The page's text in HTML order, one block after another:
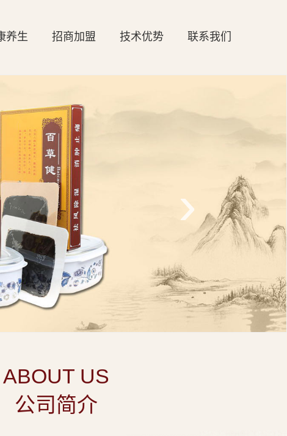
养生 招商加盟 技术优势 联系我们
›
ABOUT US
公司简介